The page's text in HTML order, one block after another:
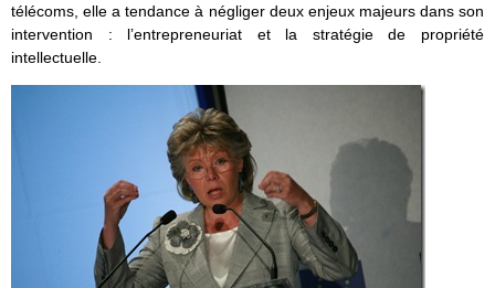
télécoms, elle a tendance à négliger deux enjeux majeurs dans son
intervention : l’entrepreneuriat et la stratégie de propriété
intellectuelle.